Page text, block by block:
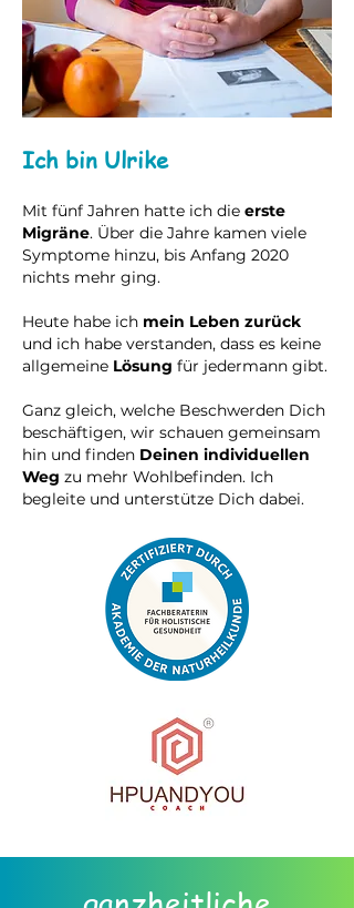
Ich bin Ulrike
Mit fünf Jahren hatte ich die erste
Migräne. Über die Jahre kamen viele
Symptome hinzu, bis Anfang 2020
nichts mehr ging.
Heute habe ich mein Leben zurück
und ich habe verstanden, dass es keine
allgemeine Lösung für jedermann gibt.
Ganz gleich, welche Beschwerden Dich
beschäftigen, wir schauen gemeinsam
hin und finden Deinen individuellen
Weg zu mehr Wohlbefinden. Ich
begleite und unterstütze Dich dabei.